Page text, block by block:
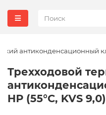
антиконденсационный
Трехходовой
НР (55°C, KVS